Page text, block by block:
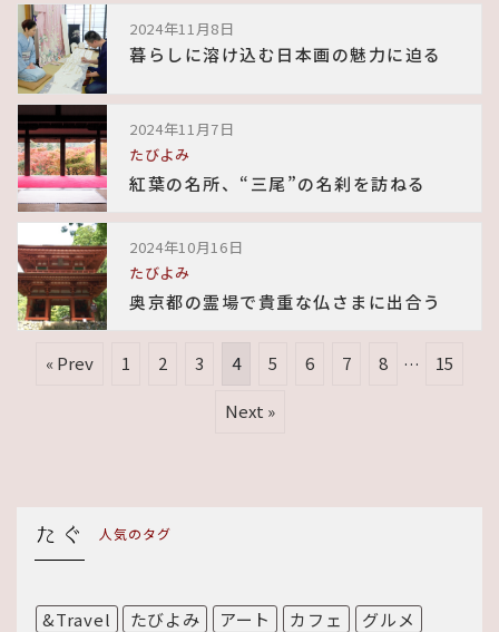
2024年11月8日
暮らしに溶け込む日本画の魅力に迫る
2024年11月7日
たびよみ
紅葉の名所、“三尾”の名刹を訪ねる
2024年10月16日
たびよみ
奥京都の霊場で貴重な仏さまに出合う
« Prev 1 2 3 4 5 6 7 8 … 15
Next »
人気のタグ
&Travel たびよみ アート カフェ
グルメ